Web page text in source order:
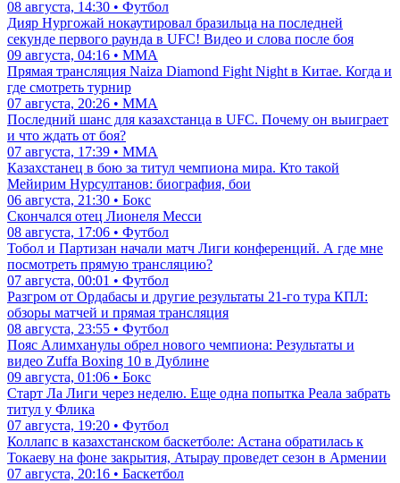
08 августа, 14:30 • Футбол
Дияр Нургожай нокаутировал бразильца на последней
секунде первого раунда в UFC! Видео и слова после боя
09 августа, 04:16 • ММА
Прямая трансляция Naiza Diamond Fight Night в Китае. Когда и
где смотреть турнир
07 августа, 20:26 • ММА
Последний шанс для казахстанца в UFC. Почему он выиграет
и что ждать от боя?
07 августа, 17:39 • ММА
Казахстанец в бою за титул чемпиона мира. Кто такой
Мейирим Нурсултанов: биография, бои
06 августа, 21:30 • Бокс
Скончался отец Лионеля Месси
08 августа, 17:06 • Футбол
Тобол и Партизан начали матч Лиги конференций. А где мне
посмотреть прямую трансляцию?
07 августа, 00:01 • Футбол
Разгром от Ордабасы и другие результаты 21-го тура КПЛ:
обзоры матчей и прямая трансляция
08 августа, 23:55 • Футбол
Пояс Алимханулы обрел нового чемпиона: Результаты и
видео Zuffa Boxing 10 в Дублине
09 августа, 01:06 • Бокс
Старт Ла Лиги через неделю. Еще одна попытка Реала забрать
титул у Флика
07 августа, 19:20 • Футбол
Коллапс в казахстанском баскетболе: Астана обратилась к
Токаеву на фоне закрытия, Атырау проведет сезон в Армении
07 августа, 20:16 • Баскетбол